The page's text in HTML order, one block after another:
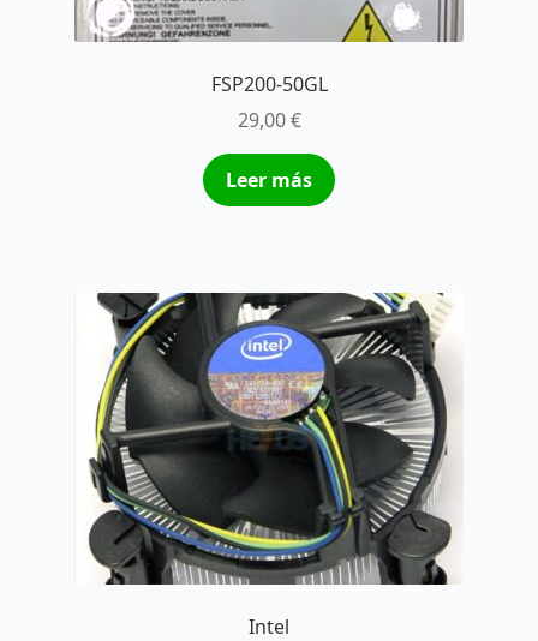
FSP200-50GL
29,00€
Leer más
Intel